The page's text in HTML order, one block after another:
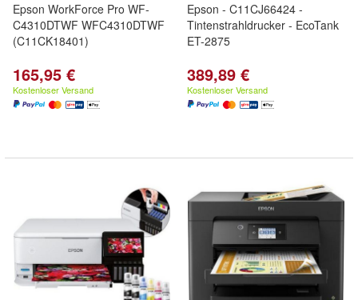
Epson WorkForce Pro WF-
C4310DTWF WFC4310DTWF
(C11CK18401)
165,95 €
Kostenloser Versand
Epson - C11CJ66424 -
Tintenstrahldrucker - EcoTank
ET-2875
389,89 €
Kostenloser Versand